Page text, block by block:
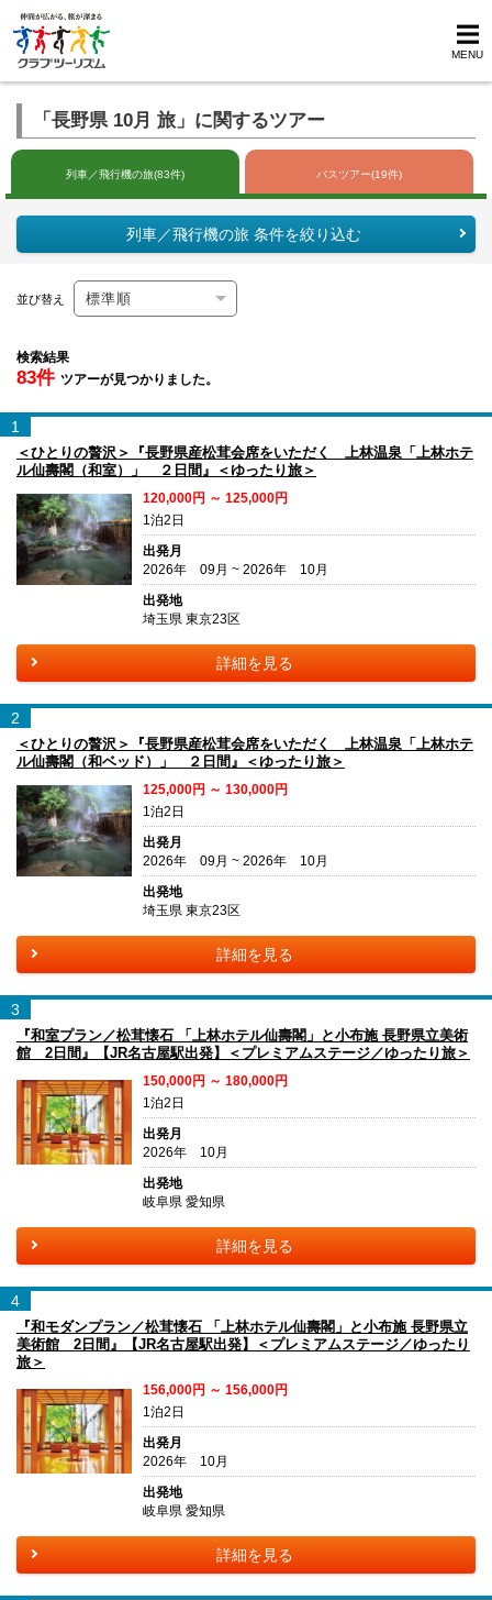
MENU
「長野県 10月 旅」に関するツアー
列車／飛行機の旅(83件) バスツアー(19件)
列車／飛行機の旅 条件を絞り込む
並び替え
検索結果
83件 ツアーが見つかりました。
1
＜ひとりの贅沢＞『長野県産松茸会席をいただく 上林温泉「上林ホテ
ル仙壽閣（和室）」 ２日間』＜ゆったり旅＞
120,000円 ～ 125,000円
1泊2日
出発月
2026年 09月 ~ 2026年 10月
出発地
埼玉県 東京23区
詳細を見る
2
＜ひとりの贅沢＞『長野県産松茸会席をいただく 上林温泉「上林ホテ
ル仙壽閣（和ベッド）」 ２日間』＜ゆったり旅＞
125,000円 ～ 130,000円
1泊2日
出発月
2026年 09月 ~ 2026年 10月
出発地
埼玉県 東京23区
詳細を見る
3
『和室プラン／松茸懐石 「上林ホテル仙壽閣」と小布施 長野県立美術
館 2日間』【JR名古屋駅出発】＜プレミアムステージ／ゆったり旅＞
150,000円 ～ 180,000円
1泊2日
出発月
2026年 10月
出発地
岐阜県 愛知県
詳細を見る
4
『和モダンプラン／松茸懐石 「上林ホテル仙壽閣」と小布施 長野県立
美術館 2日間』【JR名古屋駅出発】＜プレミアムステージ／ゆったり
旅＞
156,000円 ～ 156,000円
1泊2日
出発月
2026年 10月
出発地
岐阜県 愛知県
詳細を見る